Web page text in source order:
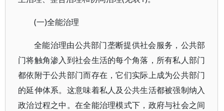
(一)全能治理
全能治理由公共部门垄断提供社会服务，公共部
门将触角渗入到社会生活的每个角落，所有私人部门
都依附于公共部门而存在，它们实际上成为公共部门
的延伸体系。这意味着私人及公共生活都被强制纳入
政治过程之中。在全能治理模式下，政府与社会之间